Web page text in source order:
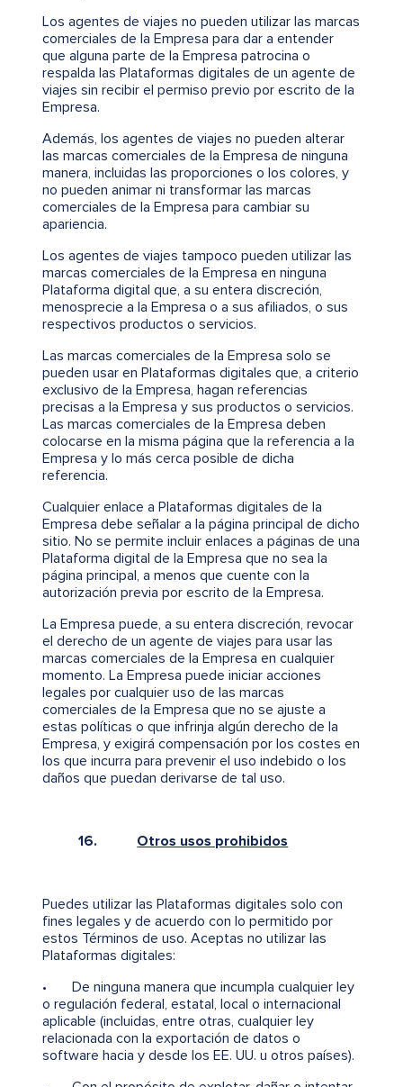
Los agentes de viajes no pueden utilizar las marcas
comerciales de la Empresa para dar a entender
que alguna parte de la Empresa patrocina o
respalda las Plataformas digitales de un agente de
viajes sin recibir el permiso previo por escrito de la
Empresa.
Además, los agentes de viajes no pueden alterar
las marcas comerciales de la Empresa de ninguna
manera, incluidas las proporciones o los colores, y
no pueden animar ni transformar las marcas
comerciales de la Empresa para cambiar su
apariencia.
Los agentes de viajes tampoco pueden utilizar las
marcas comerciales de la Empresa en ninguna
Plataforma digital que, a su entera discreción,
menosprecie a la Empresa o a sus afiliados, o sus
respectivos productos o servicios.
Las marcas comerciales de la Empresa solo se
pueden usar en Plataformas digitales que, a criterio
exclusivo de la Empresa, hagan referencias
precisas a la Empresa y sus productos o servicios.
Las marcas comerciales de la Empresa deben
colocarse en la misma página que la referencia a la
Empresa y lo más cerca posible de dicha
referencia.
Cualquier enlace a Plataformas digitales de la
Empresa debe señalar a la página principal de dicho
sitio. No se permite incluir enlaces a páginas de una
Plataforma digital de la Empresa que no sea la
página principal, a menos que cuente con la
autorización previa por escrito de la Empresa.
La Empresa puede, a su entera discreción, revocar
el derecho de un agente de viajes para usar las
marcas comerciales de la Empresa en cualquier
momento. La Empresa puede iniciar acciones
legales por cualquier uso de las marcas
comerciales de la Empresa que no se ajuste a
estas políticas o que infrinja algún derecho de la
Empresa, y exigirá compensación por los costes en
los que incurra para prevenir el uso indebido o los
daños que puedan derivarse de tal uso.
16. Otros usos prohibidos
Puedes utilizar las Plataformas digitales solo con
fines legales y de acuerdo con lo permitido por
estos Términos de uso. Aceptas no utilizar las
Plataformas digitales:
• De ninguna manera que incumpla cualquier ley
o regulación federal, estatal, local o internacional
aplicable (incluidas, entre otras, cualquier ley
relacionada con la exportación de datos o
software hacia y desde los EE. UU. u otros países).